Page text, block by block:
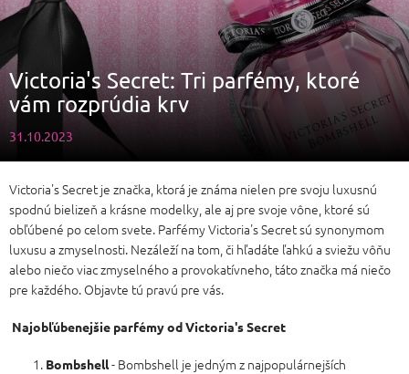
Victoria's Secret: Tri parfémy, ktoré
vám rozprúdia krv
31.10.2023
Victoria's Secret je značka, ktorá je známa nielen pre svoju luxusnú
spodnú bielizeň a krásne modelky, ale aj pre svoje vône, ktoré sú
obľúbené po celom svete. Parfémy Victoria's Secret sú synonymom
luxusu a zmyselnosti. Nezáleží na tom, či hľadáte ľahkú a sviežu vôňu
alebo niečo viac zmyselného a provokatívneho, táto značka má niečo
pre každého. Objavte tú pravú pre vás.
Najobľúbenejšie parfémy od Victoria's Secret
Bombshell- Bombshell je jedným z najpopulárnejších